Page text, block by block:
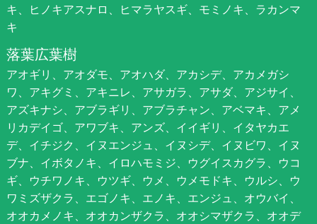
キ、ヒノキアスナロ、ヒマラヤスギ、モミノキ、ラカンマ
キ
落葉広葉樹
アオギリ、アオダモ、アオハダ、アカシデ、アカメガシ
ワ、アキグミ、アキニレ、アサガラ、アサダ、アジサイ、
アズキナシ、アブラギリ、アブラチャン、アベマキ、アメ
リカデイゴ、アワブキ、アンズ、イイギリ、イタヤカエ
デ、イチジク、イヌエンジュ、イヌシデ、イヌビワ、イヌ
ブナ、イボタノキ、イロハモミジ、ウグイスカグラ、ウコ
ギ、ウチワノキ、ウツギ、ウメ、ウメモドキ、ウルシ、ウ
ワミズザクラ、エゴノキ、エノキ、エンジュ、オウバイ、
オオカメノキ、オオカンザクラ、オオシマザクラ、オオデ